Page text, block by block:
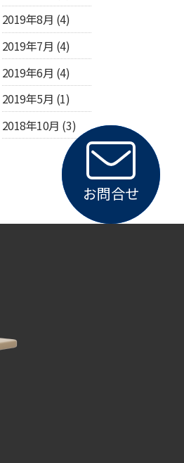
2019年8月 (4)
2019年7月 (4)
2019年6月 (4)
2019年5月 (1)
2018年10月 (3)
お問合せ